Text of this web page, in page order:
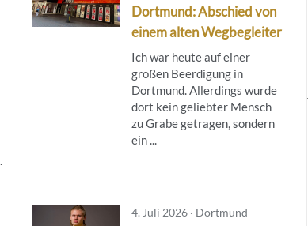
Dortmund: Abschied von
einem alten Wegbegleiter
Ich war heute auf einer
großen Beerdigung in
Dortmund. Allerdings wurde
dort kein geliebter Mensch
zu Grabe getragen, sondern
ein ...
4. Juli 2026 · Dortmund